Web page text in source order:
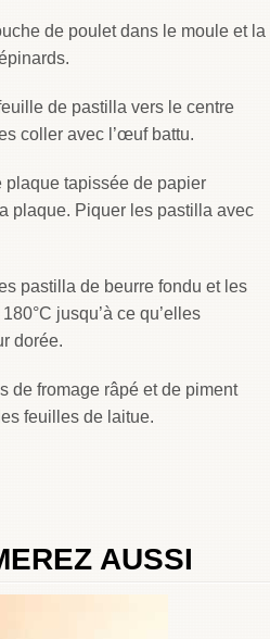
de poulet dans le moule et la
de pastilla vers le centre
coller avec l’œuf battu.
plaque tapissée de papier
plaque. Piquer les pastilla avec
pastilla de beurre fondu et les
jusqu’à ce qu’elles
dorée.
de fromage râpé et de piment
feuilles de laitue.
AUSSI